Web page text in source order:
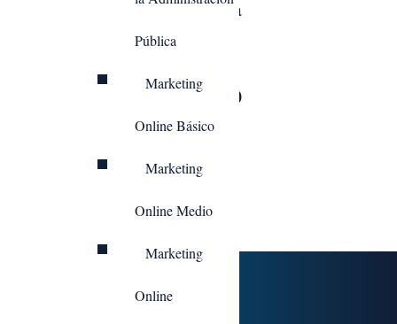
marketing en la
DURACIÓN: 160
MODALIDAD:
Programa formativo:
Pública
Marketing
Online Básico
Marketing
Online Medio
Marketing
Online